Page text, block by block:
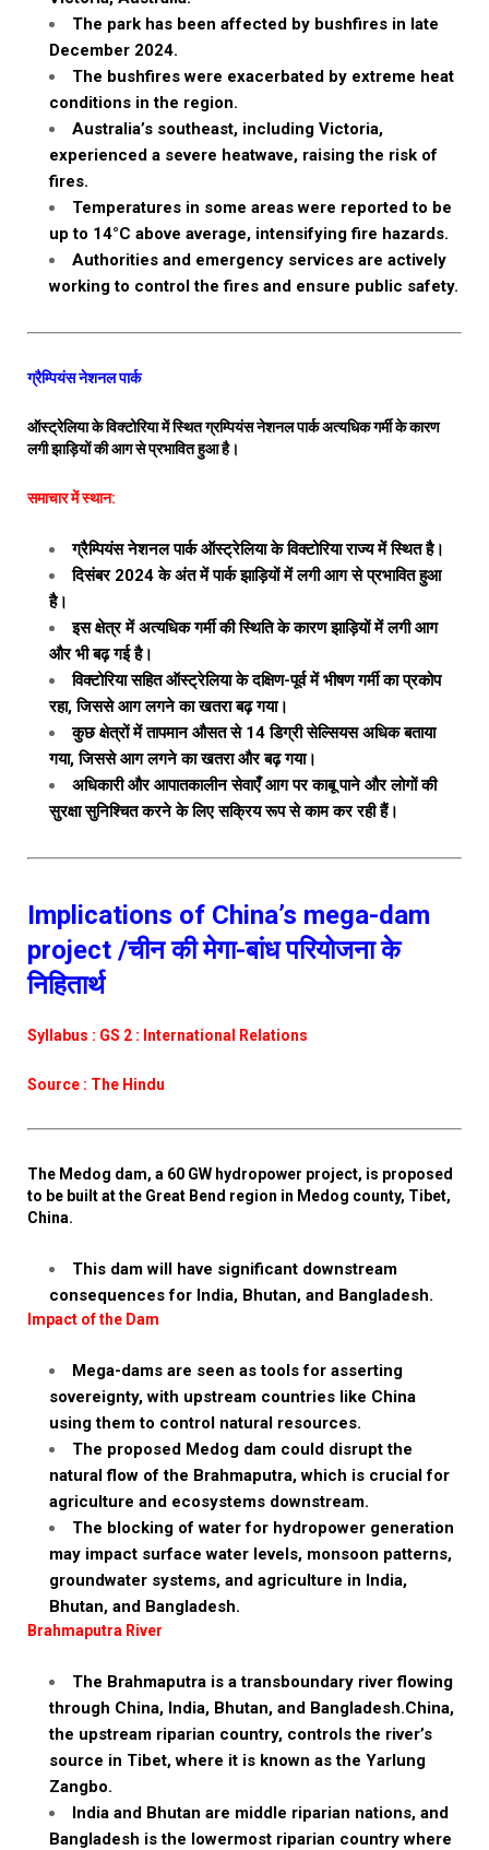
The park has been affected by bushfires in late
December 2024.
The bushfires were exacerbated by extreme heat
conditions in the region.
Australia’s southeast, including Victoria,
experienced a severe heatwave, raising the risk of
fires.
Temperatures in some areas were reported to be
up to 14°C above average, intensifying fire hazards.
Authorities and emergency services are actively
working to control the fires and ensure public safety.
ग्रैम्पियंस नेशनल पार्क
ऑस्ट्रेलिया के विक्टोरिया में स्थित ग्रम्पियंस नेशनल पार्क अत्यधिक गर्मी के कारण
लगी झाड़ियों की आग से प्रभावित हुआ है।
समाचार में स्थान:
ग्रैम्पियंस नेशनल पार्क ऑस्ट्रेलिया के विक्टोरिया राज्य में स्थित है।
दिसंबर 2024 के अंत में पार्क झाड़ियों में लगी आग से प्रभावित हुआ
है।
इस क्षेत्र में अत्यधिक गर्मी की स्थिति के कारण झाड़ियों में लगी आग
और भी बढ़ गई है।
विक्टोरिया सहित ऑस्ट्रेलिया के दक्षिण-पूर्व में भीषण गर्मी का प्रकोप
रहा, जिससे आग लगने का खतरा बढ़ गया।
कुछ क्षेत्रों में तापमान औसत से 14 डिग्री सेल्सियस अधिक बताया
गया, जिससे आग लगने का खतरा और बढ़ गया।
अधिकारी और आपातकालीन सेवाएँ आग पर काबू पाने और लोगों की
सुरक्षा सुनिश्चित करने के लिए सक्रिय रूप से काम कर रही हैं।
Implications of China’s mega-dam
project /चीन की मेगा-बांध परियोजना के
निहितार्थ
Syllabus : GS 2 : International Relations
Source : The Hindu
The Medog dam, a 60 GW hydropower project, is proposed
to be built at the Great Bend region in Medog county, Tibet,
China.
This dam will have significant downstream
consequences for India, Bhutan, and Bangladesh.
Impact of the Dam
Mega-dams are seen as tools for asserting
sovereignty, with upstream countries like China
using them to control natural resources.
The proposed Medog dam could disrupt the
natural flow of the Brahmaputra, which is crucial for
agriculture and ecosystems downstream.
The blocking of water for hydropower generation
may impact surface water levels, monsoon patterns,
groundwater systems, and agriculture in India,
Bhutan, and Bangladesh.
Brahmaputra River
The Brahmaputra is a transboundary river flowing
through China, India, Bhutan, and Bangladesh.China,
the upstream riparian country, controls the river’s
source in Tibet, where it is known as the Yarlung
Zangbo.
India and Bhutan are middle riparian nations, and
Bangladesh is the lowermost riparian country where